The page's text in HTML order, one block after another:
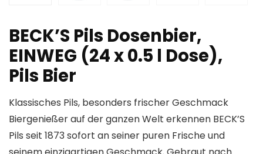
BECK’S Pils Dosenbier,
EINWEG (24 x 0.5 l Dose),
Pils Bier
Klassisches Pils, besonders frischer Geschmack
Biergenießer auf der ganzen Welt erkennen BECK’S
Pils seit 1873 sofort an seiner puren Frische und